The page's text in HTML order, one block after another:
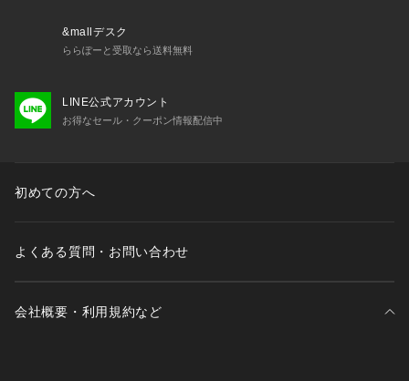
&mallデスク
ららぽーと受取なら送料無料
LINE公式アカウント
お得なセール・クーポン情報配信中
初めての方へ
よくある質問・お問い合わせ
会社概要・利用規約など